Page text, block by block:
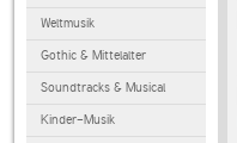
Weltmusik
Gothic & Mittelalter
Soundtracks & Musical
Kinder-Musik